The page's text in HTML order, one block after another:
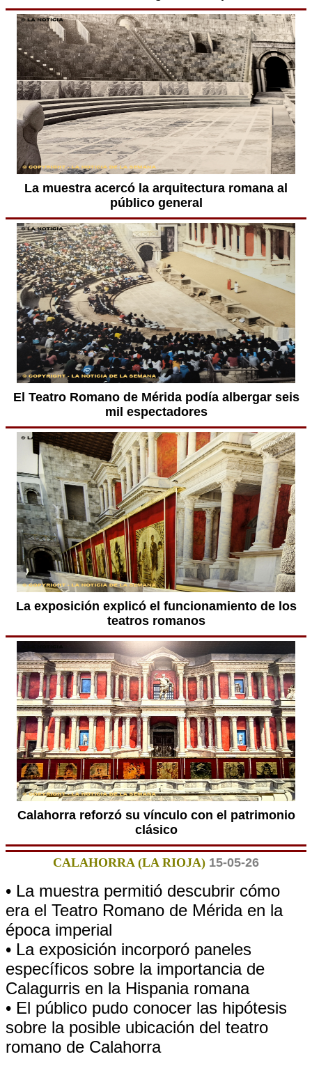
La muestra acercó la arquitectura romana al
público general
El Teatro Romano de Mérida podía albergar seis
mil espectadores
La exposición explicó el funcionamiento de los
teatros romanos
Calahorra reforzó su vínculo con el patrimonio
clásico
CALAHORRA (LA RIOJA) 15-05-26
• La muestra permitió descubrir cómo
era el Teatro Romano de Mérida en la
época imperial
• La exposición incorporó paneles
específicos sobre la importancia de
Calagurris en la Hispania romana
• El público pudo conocer las hipótesis
sobre la posible ubicación del teatro
romano de Calahorra